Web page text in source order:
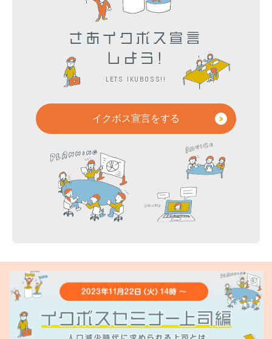
さあイクボス宣言
しよう!
LETS IKUBOSS!!
イクボス宣言をする